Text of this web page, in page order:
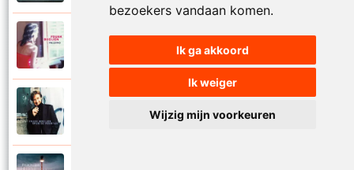
bezoekers vandaan komen.
Ik ga akkoord
Ik weiger
Wijzig mijn voorkeuren
Frank Boeijen
Open de poorten